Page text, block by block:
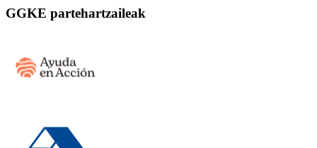
GGKE partehartzaileak